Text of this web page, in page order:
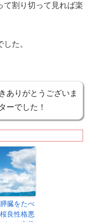
て割り切って見れば楽
た。
ありがとうございま
ーでした！
臓をたべ
良性格悪